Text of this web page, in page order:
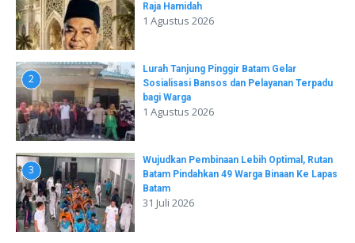
Raja Hamidah
1 Agustus 2026
2
Lurah Tanjung Pinggir Batam Gelar
Sosialisasi Bansos dan Pelayanan Terpadu
bagi Warga
1 Agustus 2026
3
Wujudkan Pembinaan Lebih Optimal, Rutan
Batam Pindahkan 49 Warga Binaan Ke Lapas
Batam
31 Juli 2026